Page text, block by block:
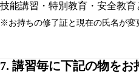
技能講習・特別教育・安全教
※お持ちの修了証と現在の氏名が変
講習毎に下記の物をお